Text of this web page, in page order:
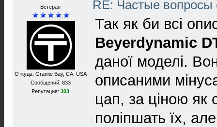
Ветеран
Откуда: Granite Bay, CA, USA
Сообщений: 833
Репутация:303
RE: Частые вопросы
Так як би всі
Beyerdynamic
даної моделі.
описаними
цап, за ціною як
поліпшать їх,